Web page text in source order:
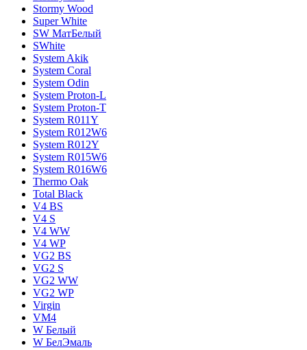
Stormy Wood
Super White
SW МатБелый
SWhite
System Akik
System Coral
System Odin
System Proton-L
System Proton-T
System R011Y
System R012W6
System R012Y
System R015W6
System R016W6
Thermo Oak
Total Black
V4 BS
V4 S
V4 WW
V4 WР
VG2 BS
VG2 S
VG2 WW
VG2 WР
Virgin
VM4
W Белый
W БелЭмаль